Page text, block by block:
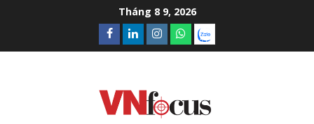
Tháng 8 9, 2026
Facebook
LinkedinInstagram
What’sapp
Zalo